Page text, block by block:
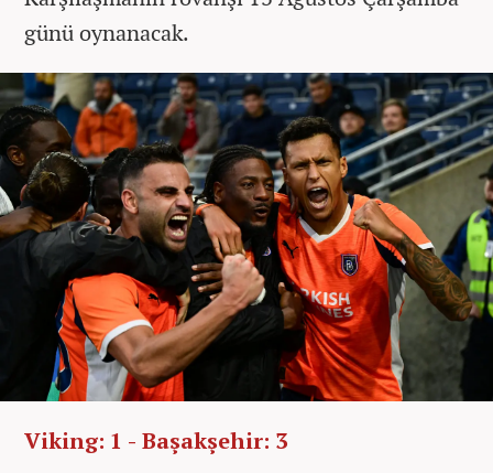
günü oynanacak.
Viking: 1 - Başakşehir: 3